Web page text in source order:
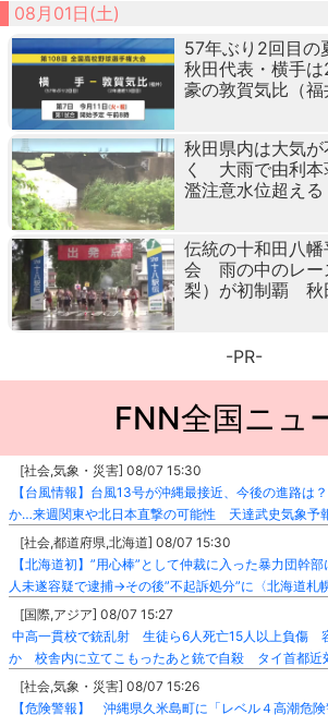
08月01日(土)
57年ぶり2回目
秋田代表・横手
豪の敦賀気比（
秋田県内は大気
く 大雨で由利本
濫注意水位超える
伝統の十和田八
会 雨の中のレー
梨）が初制覇 秋
-PR-
FNN全国ニュ
[社会,気象・災害] 08/07 15:30
【台風情報】台風13号が沖縄最接近、今後の進路は
か…来週関東や北日本直撃の可能性 天達武史気象予
[社会,都道府県,北海道] 08/07 15:30
【北海道初】”用心棒”として仲裁に入った暴力団幹
人未遂容疑で逮捕→その後”不起訴処分”に〈北海道札
[国際,アジア] 08/07 15:27
中高一貫校で銃乱射 生徒ら6人死亡15人以上負傷
か 校舎内に立てこもったあと銃で自殺 タイ首都近
[社会,気象・災害] 08/07 15:26
【危険警報】 沖縄県久米島町に「レベル４高潮危険